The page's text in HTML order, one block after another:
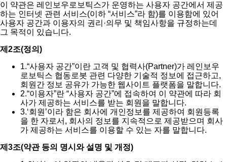
이 약관은 레인보우로보틱스가 운영하는 사용자 공간에서 제공
하는 인터넷 관련 서비스(이하 “서비스”라 함)를 이용함에 있어
사용자 공간과 이용자의 권리·의무 및 책임사항을 규정하는데
그 목적이 있습니다.
제2조(정의)
1.“사용자 공간”이란 고객 및 협력사(Partner)가 레인보우
로보틱스 협동로봇 관련 다양한 기술적 정보에 접근하고,
회원간 정보 공유가 가능한 웹사이트 플랫폼을 말합니다.
2.“이용자”란 “사용자 공간”에 접속하여 이 약관에 따라 회
사가 제공하는 서비스를 받는 회원을 말합니다.
3.‘회원’이라 함은 회사에 개인정보를 제공하여 회원등록
을 한 자로서, 회사의 정보를 지속적으로 제공받으며 회사
가 제공하는 서비스를 이용할 수 있는 자를 말합니다.
제3조(약관 등의 명시와 설명 및 개정)